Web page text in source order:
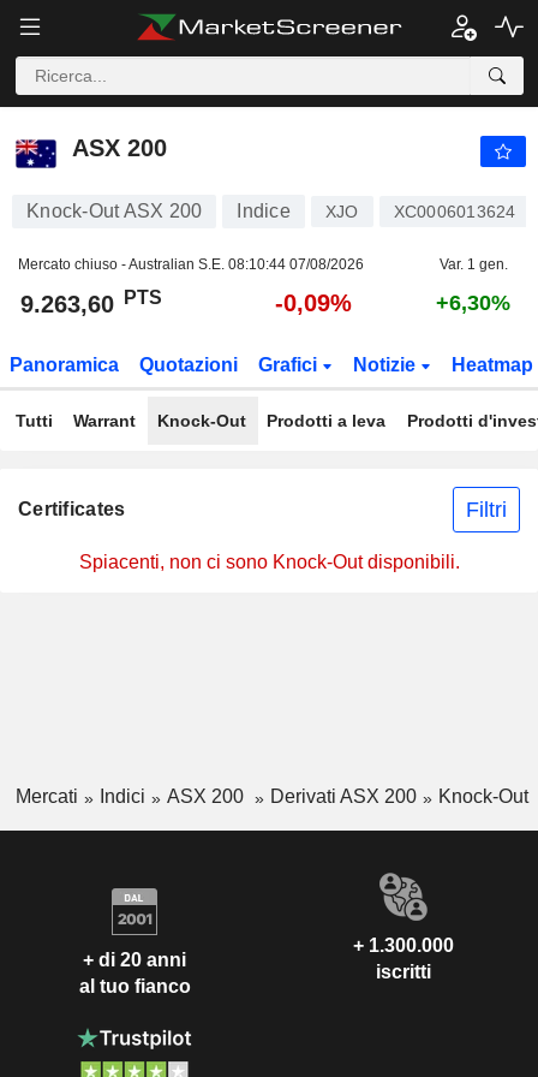
ASX 200
ASX 200
Knock-Out ASX 200 Indice XJO XC0006013624
Mercato chiuso - Australian S.E. 08:10:44 07/08/2026 Var. 1 gen.
9.263,60 PTS -0,09% +6,30%
Panoramica Quotazioni Grafici Notizie Heatmap
Tutti Warrant Knock-Out Prodotti a leva Prodotti
Certificates Filtri
Spiacenti, non ci sono Knock-Out disponibili.
Mercati Indici ASX 200 Derivati ASX 200 Knock-Out
+ di 20 anni
al tuo fianco
+ 1.300.000
iscritti